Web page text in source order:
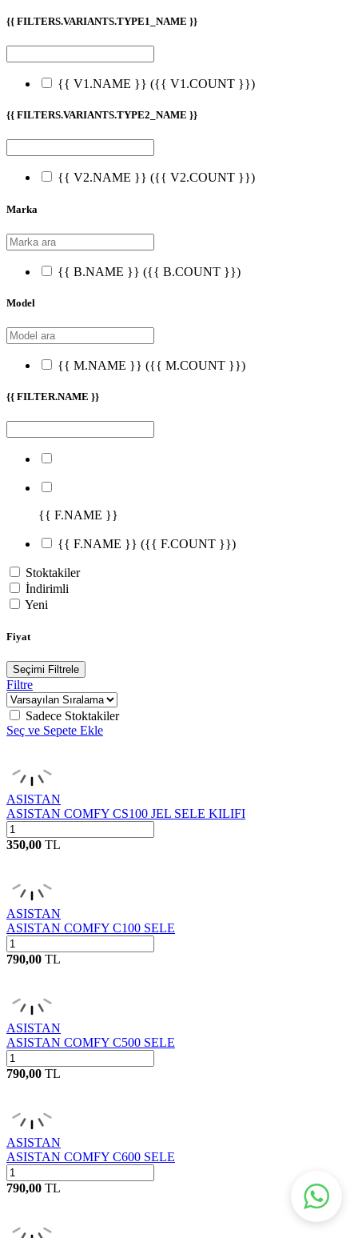
{{ FILTERS.VARIANTS.TYPE1_NAME }}
{{ V1.NAME }} ({{ V1.COUNT }})
{{ FILTERS.VARIANTS.TYPE2_NAME }}
{{ V2.NAME }} ({{ V2.COUNT }})
Marka
{{ B.NAME }} ({{ B.COUNT }})
Model
{{ M.NAME }} ({{ M.COUNT }})
{{ FILTER.NAME }}
{{ F.NAME }}
{{ F.NAME }} ({{ F.COUNT }})
Stoktakiler
İndirimli
Yeni
Fiyat
Seçimi Filtrele
Filtre
Sadece Stoktakiler
Seç ve Sepete Ekle
ASISTAN
ASISTAN COMFY CS100 JEL SELE KILIFI
350,00 TL
ASISTAN
ASISTAN COMFY C100 SELE
790,00 TL
ASISTAN
ASISTAN COMFY C500 SELE
790,00 TL
ASISTAN
ASISTAN COMFY C600 SELE
790,00 TL